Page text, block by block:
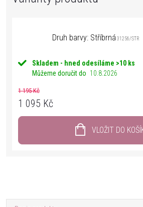
Druh barvy: Stříbrná 31256/STR
Skladem - hned odesíláme >10 ks
Můžeme doručit do 10.8.2026
1 195 Kč
1 095 Kč
VLOŽIT DO